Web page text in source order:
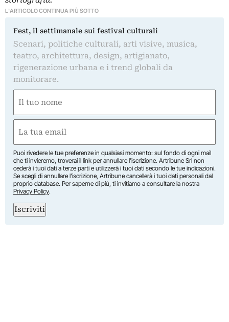
L'ARTICOLO CONTINUA PIÙ SOTTO
Fest, il settimanale sui festival culturali
Scenari, politiche culturali, arti visive, musica,
teatro, architettura, design, artigianato,
rigenerazione urbana e i trend globali da
monitorare.
(Required)
First
(Required)
Puoi rivedere le tue preferenze in qualsiasi momento: sul fondo di ogni mail
che ti invieremo, troverai il link per annullare l’iscrizione. Artribune Srl non
cederà i tuoi dati a terze parti e utilizzerà i tuoi dati secondo le tue indicazioni.
Se scegli di annullare l’iscrizione, Artribune cancellerà i tuoi dati personali dal
proprio database. Per saperne di più, ti invitiamo a consultare la nostra
Privacy Policy.
Iscriviti